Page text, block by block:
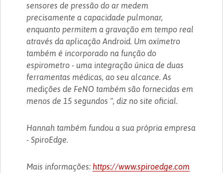
sensores de pressão do ar medem
precisamente a capacidade pulmonar,
enquanto permitem a gravação em tempo real
através da aplicação Android. Um oxímetro
também é incorporado na função do
espirometro - uma integração única de duas
ferramentas médicas, ao seu alcance. As
medições de FeNO também são fornecidas em
menos de 15 segundos ", diz no site oficial.
Hannah também fundou a sua própria empresa
- SpiroEdge.
Mais informações: https://www.spiroedge.com